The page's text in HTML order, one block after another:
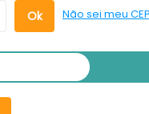
Não sei meu CEP